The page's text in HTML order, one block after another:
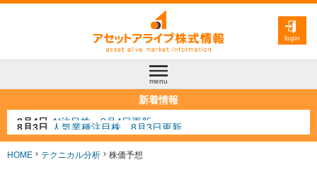
login
menu
新着情報
8月3日
人気業種注目株 8月3日更新
8月2日 金融注目株 8月2日更新
7月29日 日経225シグナル点灯
HOME テクニカル分析 株価予想